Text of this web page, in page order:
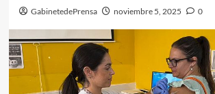
GabinetedePrensa noviembre 5, 2025 0